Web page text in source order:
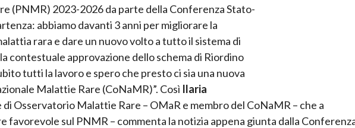
(PNMR) 2023-2026 da parte della Conferenza Stato-
abbiamo davanti 3 anni per migliorare la
rara e dare un nuovo volto a tutto il sistema di
contestuale approvazione dello schema di Riordino
tutti la lavoro e spero che presto ci sia una nuova
Malattie Rare (CoNaMR)”. Così Ilaria
Osservatorio Malattie Rare – OMaR e membro del CoNaMR – che a
favorevole sul PNMR – commenta la notizia appena giunta dalla